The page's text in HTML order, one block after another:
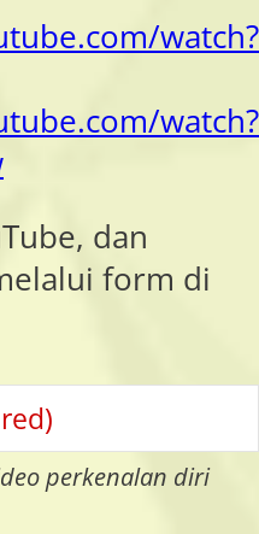
watch?
watch?
dan
form di
perkenalan diri